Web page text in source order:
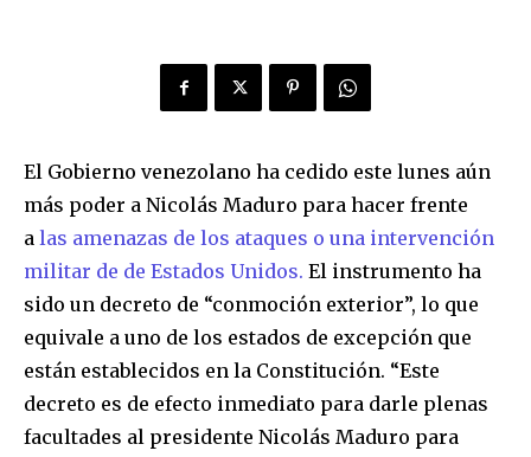
El Gobierno venezolano ha cedido este lunes aún
más poder a Nicolás Maduro para hacer frente
a las amenazas de los ataques o una intervención
militar de de Estados Unidos. El instrumento ha
sido un decreto de “conmoción exterior”, lo que
equivale a uno de los estados de excepción que
están establecidos en la Constitución. “Este
decreto es de efecto inmediato para darle plenas
facultades al presidente Nicolás Maduro para